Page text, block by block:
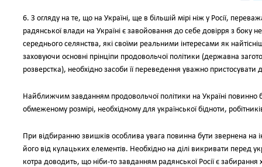
6. З огляду на те, що на Україні, ще в більшій мірі ніж у Росії,
радянської влади на Україні є завойовання до себе довірря з боку
середнього селянства, які своїми реальними інтересами як
заховуючи основні прінціпи продовольчої політики (державна
розверстка), необхідно засоби її переведення уважно пристосувати
Найближчим завданням продовольчої політики на Україні повинно
обмеженому розмірі, необхідному для української бідноти,
При відбиранню звишків особлива увага повинна бути звернена на
його від кулацьких елементів. Необхідно на ділі викривати перед
котра доводить, що ніби-то завданням радянської Росії є